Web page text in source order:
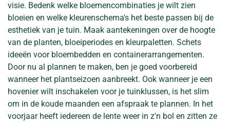
visie. Bedenk welke bloemencombinaties je wilt zien
bloeien en welke kleurenschema's het beste passen bij de
esthetiek van je tuin. Maak aantekeningen over de hoogte
van de planten, bloeiperiodes en kleurpaletten. Schets
ideeën voor bloembedden en containerarrangementen.
Door nu al plannen te maken, ben je goed voorbereid
wanneer het plantseizoen aanbreekt. Ook wanneer je een
hovenier wilt inschakelen voor je tuinklussen, is het slim
om in de koude maanden een afspraak te plannen. In het
voorjaar heeft iedereen de lente weer in z'n bol en zitten ze